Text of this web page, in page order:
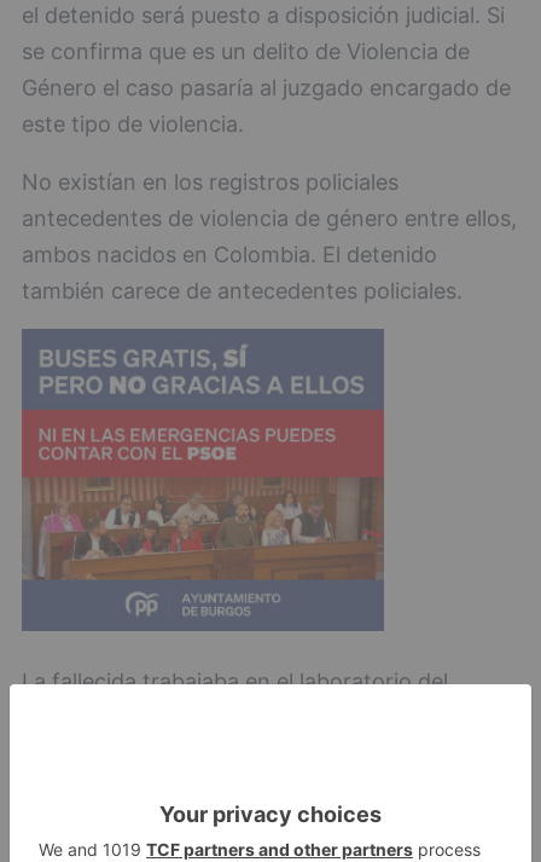
el detenido será puesto a disposición judicial. Si
se confirma que es un delito de Violencia de
Género el caso pasaría al juzgado encargado de
este tipo de violencia.
No existían en los registros policiales
antecedentes de violencia de género entre ellos,
ambos nacidos en Colombia. El detenido
también carece de antecedentes policiales.
La fallecida trabajaba en el laboratorio del
Burgos detienen marido mujer desaparecida